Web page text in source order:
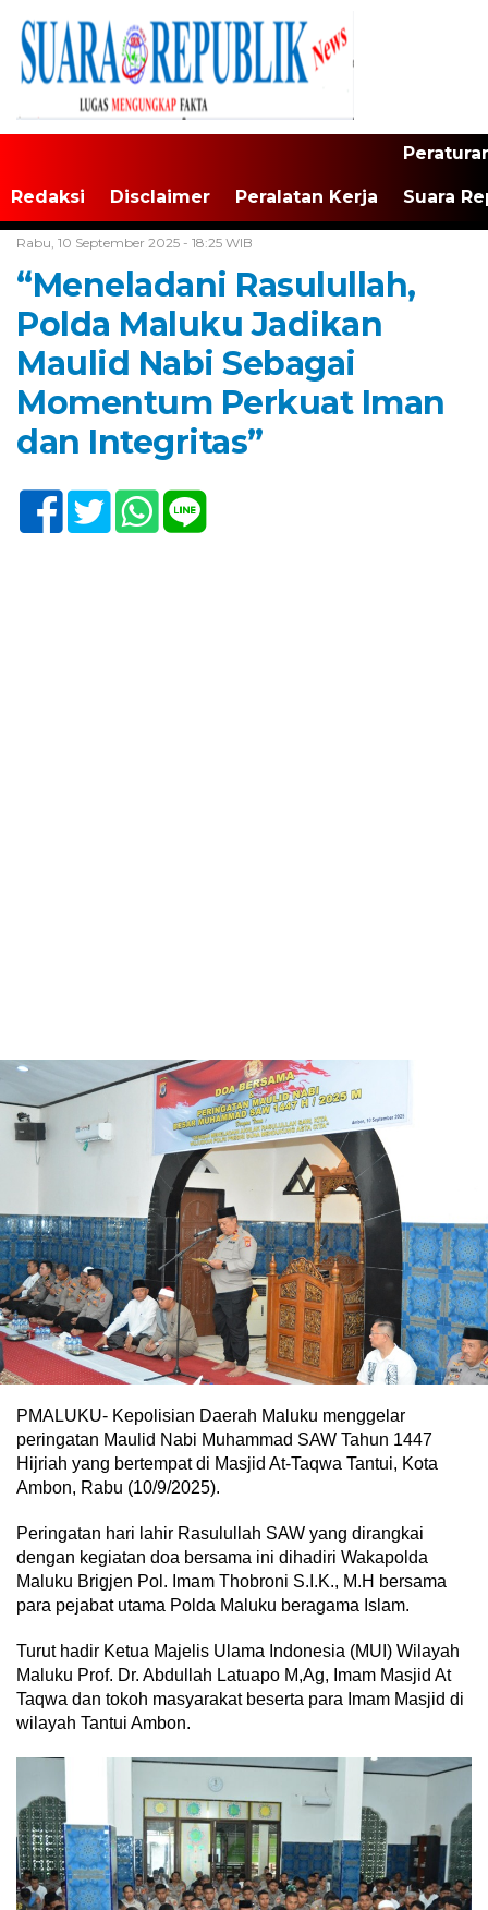
Redaksi Disclaimer Peralatan Kerja Suara
Rabu, 10 September 2025 - 18:25 WIB
“Meneladani Rasulullah,
Polda Maluku Jadikan
Maulid Nabi Sebagai
Momentum Perkuat Iman
dan Integritas”
PMALUKU- Kepolisian Daerah Maluku menggelar
peringatan Maulid Nabi Muhammad SAW Tahun 1447
Hijriah yang bertempat di Masjid At-Taqwa Tantui, Kota
Ambon, Rabu (10/9/2025).
Peringatan hari lahir Rasulullah SAW yang dirangkai
dengan kegiatan doa bersama ini dihadiri Wakapolda
Maluku Brigjen Pol. Imam Thobroni S.I.K., M.H bersama
para pejabat utama Polda Maluku beragama Islam.
Turut hadir Ketua Majelis Ulama Indonesia (MUI) Wilayah
Maluku Prof. Dr. Abdullah Latuapo M,Ag, Imam Masjid At
Taqwa dan tokoh masyarakat beserta para Imam Masjid di
wilayah Tantui Ambon.